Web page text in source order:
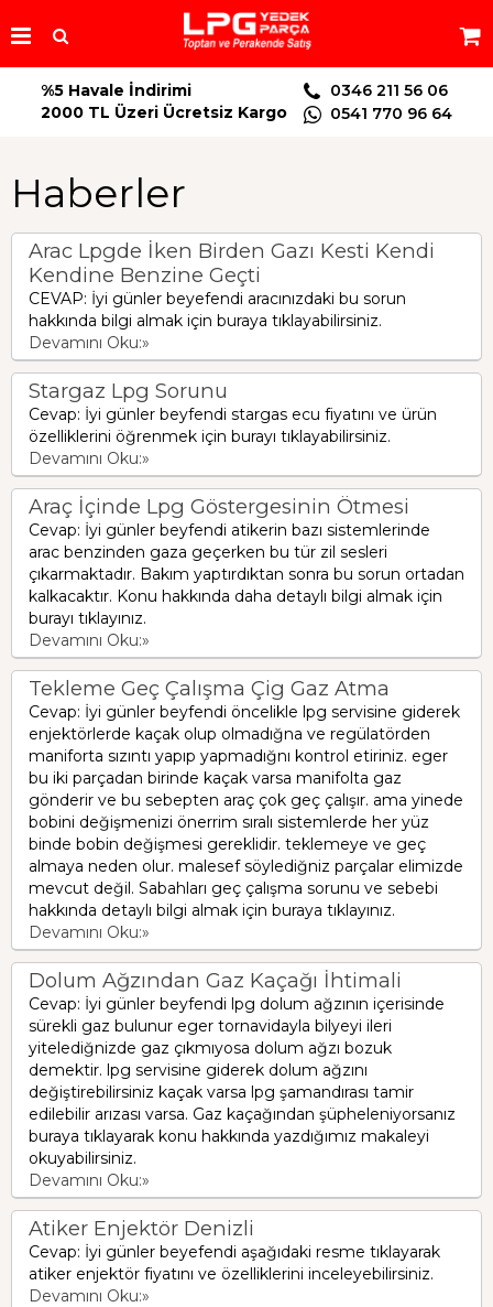
%5 Havale İndirimi
2000 TL Üzeri Ücretsiz Kargo
0346 211 56 06
0541 770 96 64
Haberler
Arac Lpgde İken Birden Gazı Kesti Kendi
Kendine Benzine Geçti
CEVAP: İyi günler beyefendi aracınızdaki bu sorun
hakkında bilgi almak için buraya tıklayabilirsiniz.
Devamını Oku:»
Stargaz Lpg Sorunu
Cevap: İyi günler beyfendi stargas ecu fiyatını ve ürün
özelliklerini öğrenmek için burayı tıklayabilirsiniz.
Devamını Oku:»
Araç İçinde Lpg Göstergesinin Ötmesi
Cevap: İyi günler beyfendi atikerin bazı sistemlerinde
arac benzinden gaza geçerken bu tür zil sesleri
çıkarmaktadır. Bakım yaptırdıktan sonra bu sorun ortadan
kalkacaktır. Konu hakkında daha detaylı bilgi almak için
burayı tıklayınız.
Devamını Oku:»
Tekleme Geç Çalışma Çig Gaz Atma
Cevap: İyi günler beyfendi öncelikle lpg servisine giderek
enjektörlerde kaçak olup olmadığna ve regülatörden
maniforta sızıntı yapıp yapmadığnı kontrol etiriniz. eger
bu iki parçadan birinde kaçak varsa manifolta gaz
gönderir ve bu sebepten araç çok geç çalışır. ama yinede
bobini değişmenizi önerrim sıralı sistemlerde her yüz
binde bobin değişmesi gereklidir. teklemeye ve geç
almaya neden olur. malesef söylediğniz parçalar elimizde
mevcut değil. Sabahları geç çalışma sorunu ve sebebi
hakkında detaylı bilgi almak için buraya tıklayınız.
Devamını Oku:»
Dolum Ağzından Gaz Kaçağı İhtimali
Cevap: İyi günler beyfendi lpg dolum ağzının içerisinde
sürekli gaz bulunur eger tornavidayla bilyeyi ileri
yitelediğnizde gaz çıkmıyosa dolum ağzı bozuk
demektir. lpg servisine giderek dolum ağzını
değiştirebilirsiniz kaçak varsa lpg şamandırası tamir
edilebilir arızası varsa. Gaz kaçağından şüpheleniyorsanız
buraya tıklayarak konu hakkında yazdığımız makaleyi
okuyabilirsiniz.
Devamını Oku:»
Atiker Enjektör Denizli
Cevap: İyi günler beyefendi aşağıdaki resme tıklayarak
atiker enjektör fiyatını ve özelliklerini inceleyebilirsiniz.
Devamını Oku:»